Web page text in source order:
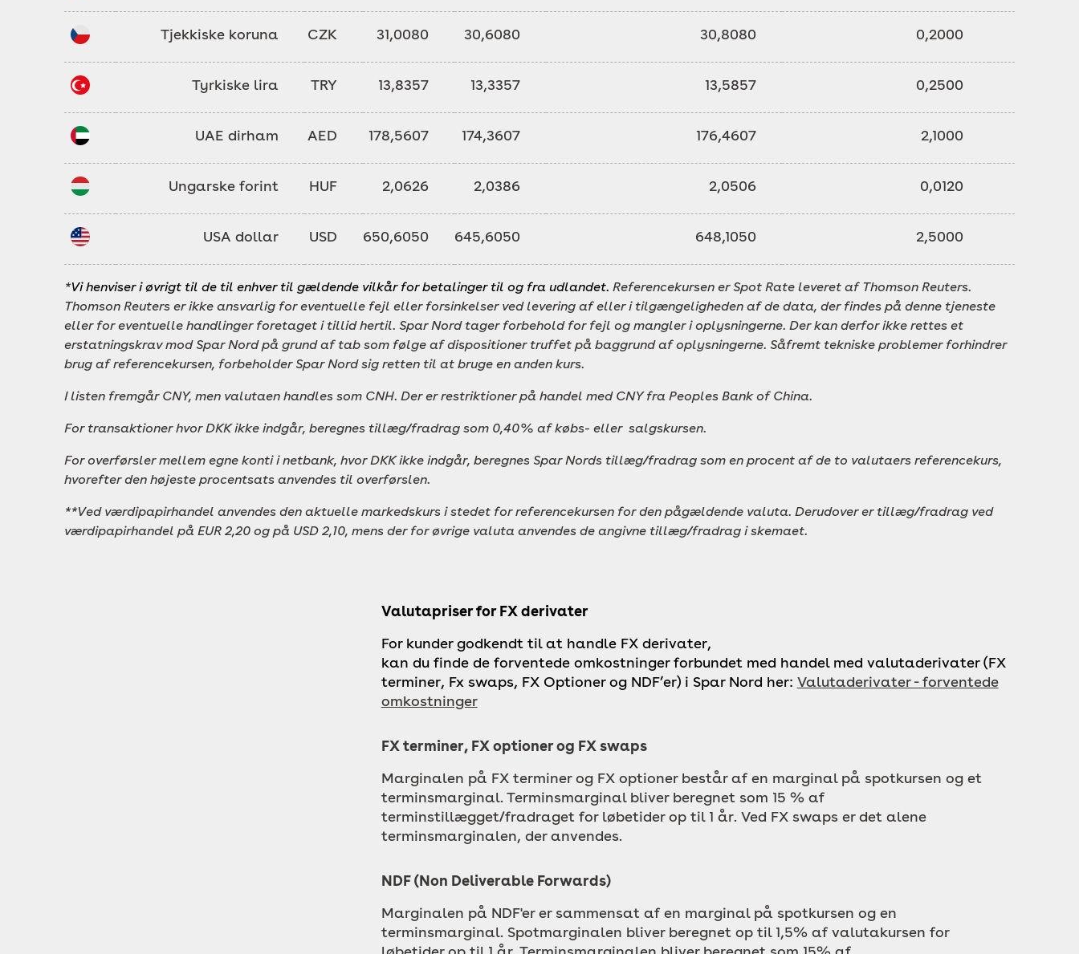
Tjekkiske koruna CZK 31,0080 30,6080 30,8080 0,2000
Tyrkiske lira TRY 13,8357 13,3357 13,5857 0,2500
UAE dirham AED 178,5607 174,3607 176,4607 2,1000
Ungarske forint HUF 2,0626 2,0386 2,0506 0,0120
USA dollar USD 650,6050 645,6050 648,1050 2,5000
*Vi henviser i øvrigt til de til enhver til gældende vilkår for betalinger til og fra udlandet. Referencekursen er Spot Rate leveret af Thomson Reuters.
Thomson Reuters er ikke ansvarlig for eventuelle fejl eller forsinkelser ved levering af eller i tilgængeligheden af de data, der findes på denne tjeneste
eller for eventuelle handlinger foretaget i tillid hertil. Spar Nord tager forbehold for fejl og mangler i oplysningerne. Der kan derfor ikke rettes et
erstatningskrav mod Spar Nord på grund af tab som følge af dispositioner truffet på baggrund af oplysningerne. Såfremt tekniske problemer forhindrer
brug af referencekursen, forbeholder Spar Nord sig retten til at bruge en anden kurs.
I listen fremgår CNY, men valutaen handles som CNH. Der er restriktioner på handel med CNY fra Peoples Bank of China.
For transaktioner hvor DKK ikke indgår, beregnes tillæg/fradrag som 0,40% af købs- eller salgskursen.
For overførsler mellem egne konti i netbank, hvor DKK ikke indgår, beregnes Spar Nords tillæg/fradrag som en procent af de to valutaers referencekurs,
hvorefter den højeste procentsats anvendes til overførslen.
**Ved værdipapirhandel anvendes den aktuelle markedskurs i stedet for referencekursen for den pågældende valuta. Derudover er tillæg/fradrag ved
værdipapirhandel på EUR 2,20 og på USD 2,10, mens der for øvrige valuta anvendes de angivne tillæg/fradrag i skemaet.
Valutapriser for FX derivater
For kunder godkendt til at handle FX derivater,
kan du finde de forventede omkostninger forbundet med handel med valutaderivater (FX
terminer, Fx swaps, FX Optioner og NDF’er) i Spar Nord her: Valutaderivater - forventede
omkostninger
FX terminer, FX optioner og FX swaps
Marginalen på FX terminer og FX optioner består af en marginal på spotkursen og et
terminsmarginal. Terminsmarginal bliver beregnet som 15 % af
terminstillægget/fradraget for løbetider op til 1 år. Ved FX swaps er det alene
terminsmarginalen, der anvendes.
NDF (Non Deliverable Forwards)
Marginalen på NDF'er er sammensat af en marginal på spotkursen og en
terminsmarginal. Spotmarginalen bliver beregnet op til 1,5% af valutakursen for